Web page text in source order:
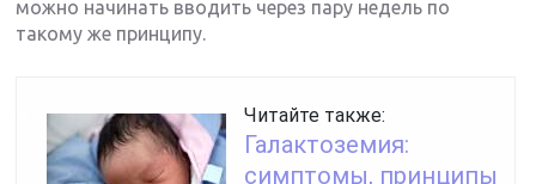
можно начинать вводить через пару недель по
такому же принципу.
Читайте также:
Галактоземия:
симптомы, принципы